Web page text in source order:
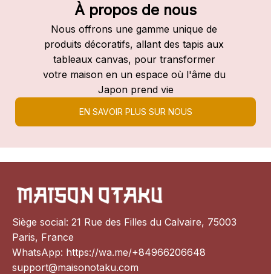
À propos de nous
Nous offrons une gamme unique de
produits décoratifs, allant des tapis aux
tableaux canvas, pour transformer
votre maison en un espace où l'âme du
Japon prend vie
EN SAVOIR PLUS SUR NOUS
Siège social: 21 Rue des Filles du Calvaire, 75003
Paris, France
WhatsApp: https://wa.me/+84966206648
support@maisonotaku.com